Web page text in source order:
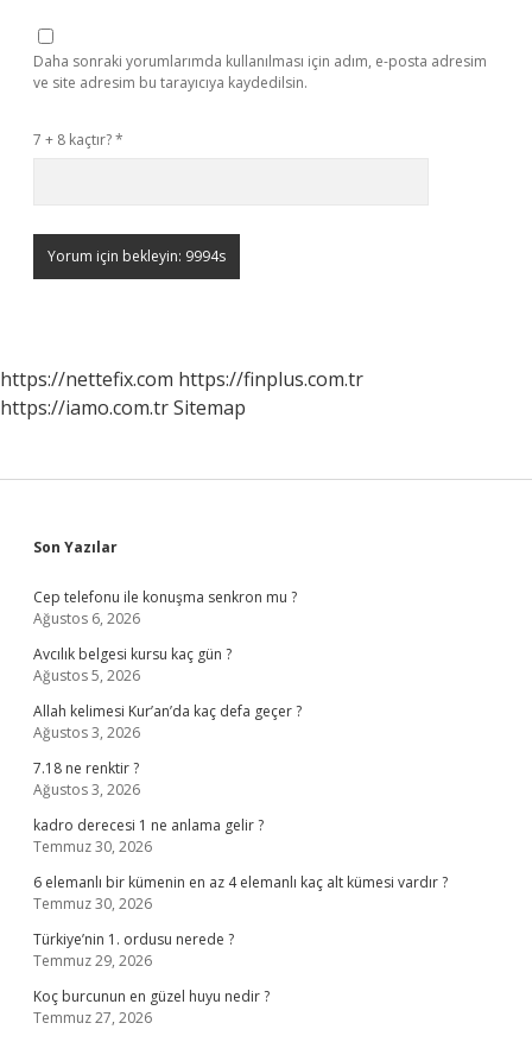
Daha sonraki yorumlarımda kullanılması için adım, e-posta adresim
ve site adresim bu tarayıcıya kaydedilsin.
7 + 8 kaçtır?*
https://nettefix.com https://finplus.com.tr
https://iamo.com.trSitemap
Sidebar
Son Yazılar
Cep telefonu ile konuşma senkron mu ?
Ağustos 6, 2026
Avcılık belgesi kursu kaç gün ?
Ağustos 5, 2026
Allah kelimesi Kur’an’da kaç defa geçer ?
Ağustos 3, 2026
7.18 ne renktir ?
Ağustos 3, 2026
kadro derecesi 1 ne anlama gelir ?
Temmuz 30, 2026
6 elemanlı bir kümenin en az 4 elemanlı kaç alt kümesi vardır ?
Temmuz 30, 2026
Türkiye’nin 1. ordusu nerede ?
Temmuz 29, 2026
Koç burcunun en güzel huyu nedir ?
Temmuz 27, 2026